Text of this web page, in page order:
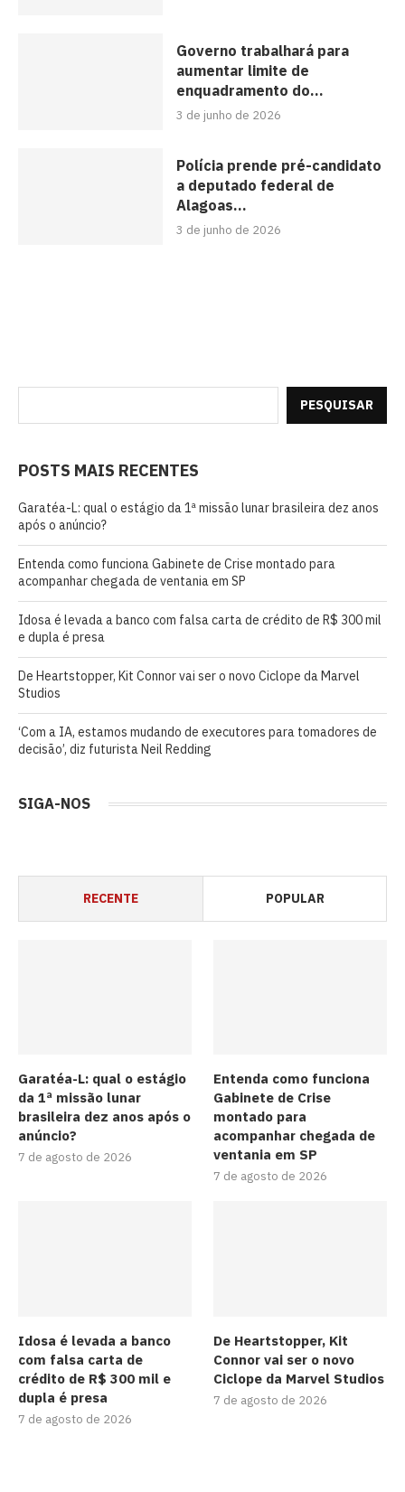
Governo trabalhará para
aumentar limite de
enquadramento do...
3 de junho de 2026
Polícia prende pré-candidato
a deputado federal de
Alagoas...
3 de junho de 2026
PESQUISAR
POSTS MAIS RECENTES
Garatéa-L: qual o estágio da 1ª missão lunar brasileira dez anos
após o anúncio?
Entenda como funciona Gabinete de Crise montado para
acompanhar chegada de ventania em SP
Idosa é levada a banco com falsa carta de crédito de R$ 300 mil
e dupla é presa
De Heartstopper, Kit Connor vai ser o novo Ciclope da Marvel
Studios
‘Com a IA, estamos mudando de executores para tomadores de
decisão’, diz futurista Neil Redding
SIGA-NOS
RECENTE POPULAR
Garatéa-L: qual o estágio
da 1ª missão lunar
brasileira dez anos após o
anúncio?
7 de agosto de 2026
Entenda como funciona
Gabinete de Crise
montado para
acompanhar chegada de
ventania em SP
7 de agosto de 2026
Idosa é levada a banco
com falsa carta de
crédito de R$ 300 mil e
dupla é presa
7 de agosto de 2026
De Heartstopper, Kit
Connor vai ser o novo
Ciclope da Marvel Studios
7 de agosto de 2026